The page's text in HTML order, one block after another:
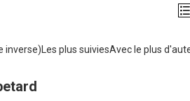
inverse) Les plus suiviesAvec le plus